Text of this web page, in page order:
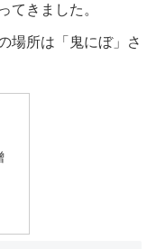
てきました。
場所は「鬼にぼ」さ